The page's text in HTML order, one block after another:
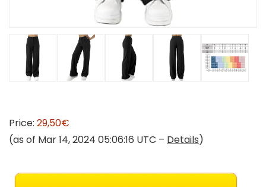
Price: 29,50€
(as of Mar 14, 2024 05:06:16 UTC – Details)